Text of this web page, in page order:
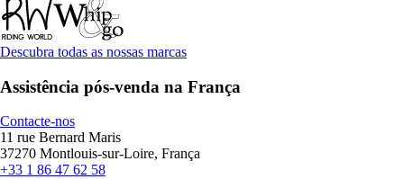
Descubra todas as nossas marcas
Assistência pós-venda na França
Contacte-nos
11 rue Bernard Maris
37270 Montlouis-sur-Loire, França
+33 1 86 47 62 58